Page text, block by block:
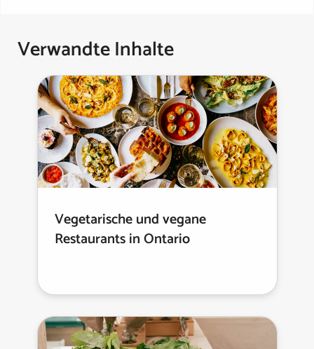
Verwandte Inhalte
Vegetarische und vegane
Restaurants in Ontario